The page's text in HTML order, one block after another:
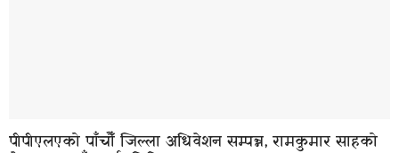
पीपीएलएको पाँचौँ जिल्ला अधिवेशन सम्पन्न, रामकुमार साहको